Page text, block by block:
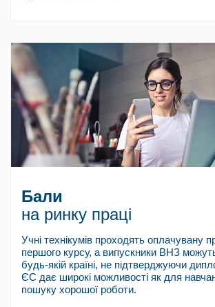
Бали
на ринку праці
Учні технікумів проходять оплачувану
першого курсу, а випускники ВНЗ
будь-якій країні, не підтверджуючи
ЄС дає широкі можливості як для
пошуку хорошої роботи.